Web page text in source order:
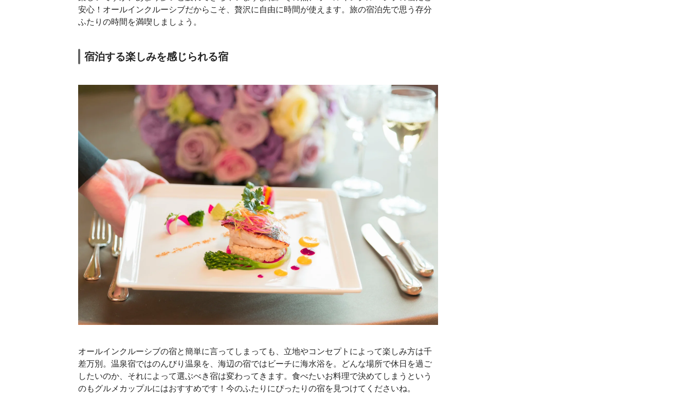
安心！オールインクルーシブだからこそ、贅沢に自由に時間が使えます。旅の宿泊先で思う存分
ふたりの時間を満喫しましょう。
宿泊する楽しみを感じられる宿
オールインクルーシブの宿と簡単に言ってしまっても、立地やコンセプトによって楽しみ方は千
差万別。温泉宿ではのんびり温泉を、海辺の宿ではビーチに海水浴を。どんな場所で休日を過ご
したいのか、それによって選ぶべき宿は変わってきます。食べたいお料理で決めてしまうという
のもグルメカップルにはおすすめです！今のふたりにぴったりの宿を見つけてくださいね。